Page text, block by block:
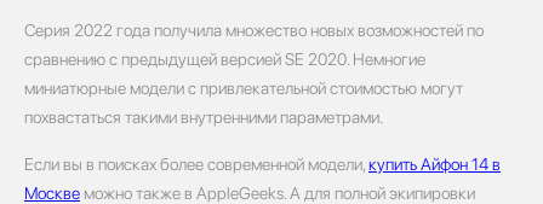
Серия 2022 года получила множество новых возможностей по
сравнению с предыдущей версией SE 2020. Немногие
миниатюрные модели с привлекательной стоимостью могут
похвастаться такими внутренними параметрами.
Если вы в поисках более современной модели,купить Айфон 14 в
Москве можно также в AppleGeeks. А для полной экипировки